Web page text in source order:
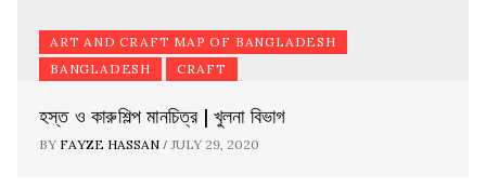
ART AND CRAFT MAP OF BANGLADESH
BANGLADESH
CRAFT
হস্ত ও কারুশিল্প মানচিত্র | খুলনা বিভাগ
BY FAYZE HASSAN / JULY 29, 2020